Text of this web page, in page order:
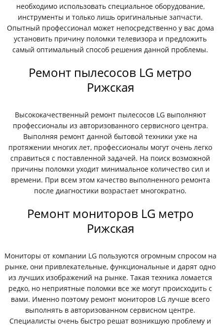
необходимо использовать специальное оборудование,
инструменты и только лишь оригинальные запчасти.
Опытный профессионал может непосредственно у вас дома
установить причину поломки телевизора и предложить
самый оптимальный способ решения данной проблемы.
Ремонт пылесосов LG метро
Рижская
Высококачественный ремонт пылесосов LG выполняют
профессионалы из авторизованного сервисного центра.
Выполняя ремонт данной бытовой техники уже на
протяжении многих лет, профессионалы могут очень легко
справиться с поставленной задачей. На поиск возможной
причины поломки уходит минимальное количество сил и
времени. При всем этом качество выполненного ремонта
после диагностики возрастает многократно.
Ремонт мониторов LG метро
Рижская
Мониторы от компании LG пользуются огромным спросом на
рынке, они привлекательные, функциональные и дарят одно
из лучших изображений на рынке. Такая техника ломается
редко, но неприятные поломки все же могут происходить с
вами. Именно поэтому ремонт мониторов LG лучше всего
выполнять в авторизованном сервисном центре.
Специалисты очень быстро решат возникшую проблему и